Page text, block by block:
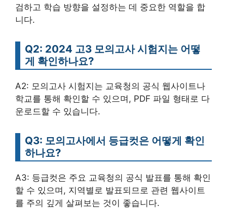
검하고 학습 방향을 설정하는 데 중요한 역할을 합
니다.
Q2: 2024 고3 모의고사 시험지는 어떻
게 확인하나요?
A2: 모의고사 시험지는 교육청의 공식 웹사이트나
학교를 통해 확인할 수 있으며, PDF 파일 형태로 다
운로드할 수 있습니다.
Q3: 모의고사에서 등급컷은 어떻게 확인
하나요?
A3: 등급컷은 주요 교육청의 공식 발표를 통해 확인
할 수 있으며, 지역별로 발표되므로 관련 웹사이트
를 주의 깊게 살펴보는 것이 좋습니다.